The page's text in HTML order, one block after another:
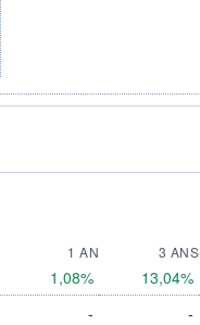
1 AN 3 ANS
1,08% 13,04%
- -